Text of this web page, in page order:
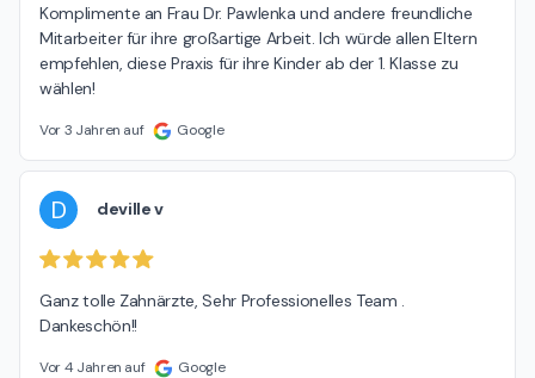
Komplimente an Frau Dr. Pawlenka und andere freundliche
Mitarbeiter für ihre großartige Arbeit. Ich würde allen Eltern
empfehlen, diese Praxis für ihre Kinder ab der 1. Klasse zu
wählen!
Vor 3 Jahren auf Google
D deville v
Ganz tolle Zahnärzte, Sehr Professionelles Team .
Dankeschön!!
Vor 4 Jahren auf Google